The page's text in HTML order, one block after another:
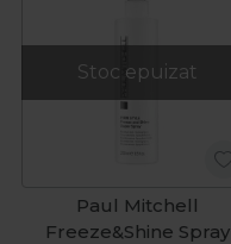
Stoc epuizat
Paul Mitchell
Freeze&Shine Spray